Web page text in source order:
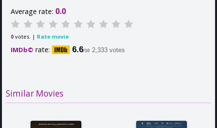
Average rate: 0.0
0 votes. | Rate movie
IMDb© rate: 6.6/10 2,333 votes
Similar Movies